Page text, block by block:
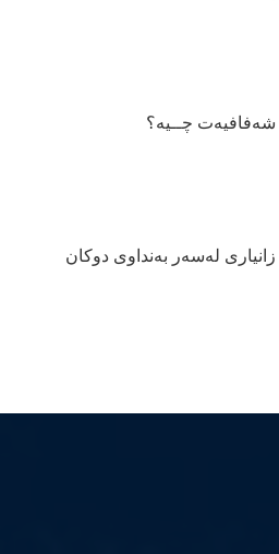
شەفافیەت چــیە؟
زانیاری لەسەر بەنداوی دوكان